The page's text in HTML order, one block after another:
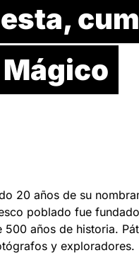
20 años de su
poblado fue
años de historia.
y exploradores.